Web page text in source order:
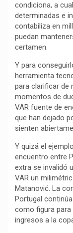
o
k
p
p
condiciona, a
determinadas e
contabiliza en
puedan
certamen.
Y para
herramienta
para clarificar de
momentos de
VAR fuente de
que han dejado
sienten
Y quizá el
encuentro entre
extra se invalidó
VAR un
Matanović. La
Portugal
como figura
ingresos a la